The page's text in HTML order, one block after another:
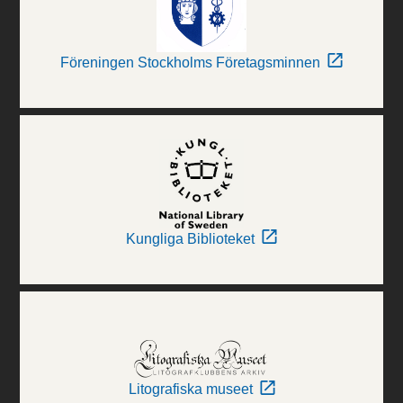
Föreningen Stockholms Företagsminnen
Kungliga Biblioteket
Litografiska museet